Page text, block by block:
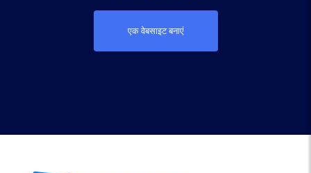
एक वेबसाइट बनाएं